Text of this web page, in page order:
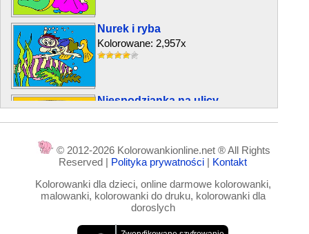
Nurek i ryba
Kolorowane: 2,957x
Niespodzianka na ulicy
Kolorowane: 4,196x
© 2012-2026 Kolorowankionline.net ® All Rights
Reserved | Polityka prywatności | Kontakt
Kolorowanki dla dzieci, online darmowe kolorowanki,
malowanki, kolorowanki do druku, kolorowanki dla
doroslych